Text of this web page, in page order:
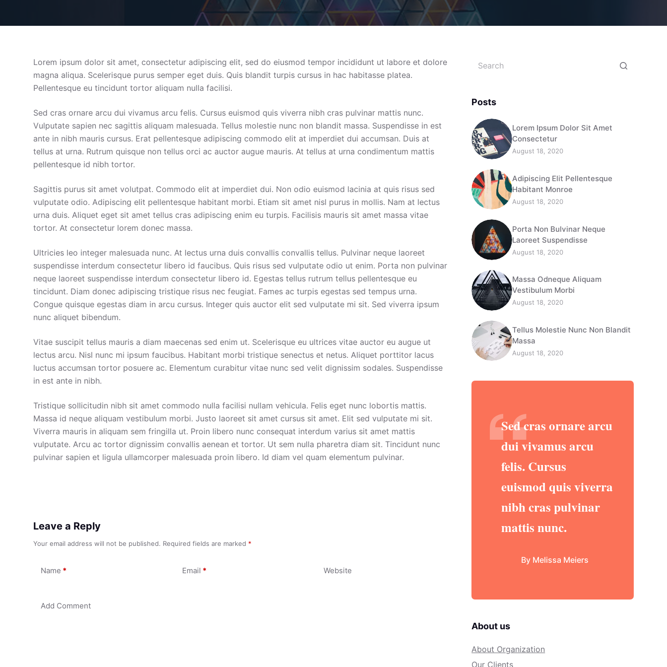
Lorem ipsum dolor sit amet, consectetur adipiscing elit, sed do eiusmod tempor incididunt ut labore et dolore
magna aliqua. Scelerisque purus semper eget duis. Quis blandit turpis cursus in hac habitasse platea.
Pellentesque eu tincidunt tortor aliquam nulla facilisi.
Sed cras ornare arcu dui vivamus arcu felis. Cursus euismod quis viverra nibh cras pulvinar mattis nunc.
Vulputate sapien nec sagittis aliquam malesuada. Tellus molestie nunc non blandit massa. Suspendisse in est
ante in nibh mauris cursus. Erat pellentesque adipiscing commodo elit at imperdiet dui accumsan. Duis at
tellus at urna. Rutrum quisque non tellus orci ac auctor augue mauris. At tellus at urna condimentum mattis
pellentesque id nibh tortor.
Sagittis purus sit amet volutpat. Commodo elit at imperdiet dui. Non odio euismod lacinia at quis risus sed
vulputate odio. Adipiscing elit pellentesque habitant morbi. Etiam sit amet nisl purus in mollis. Nam at lectus
urna duis. Aliquet eget sit amet tellus cras adipiscing enim eu turpis. Facilisis mauris sit amet massa vitae
tortor. At consectetur lorem donec massa.
Ultricies leo integer malesuada nunc. At lectus urna duis convallis convallis tellus. Pulvinar neque laoreet
suspendisse interdum consectetur libero id faucibus. Quis risus sed vulputate odio ut enim. Porta non pulvinar
neque laoreet suspendisse interdum consectetur libero id. Egestas tellus rutrum tellus pellentesque eu
tincidunt. Diam donec adipiscing tristique risus nec feugiat. Fames ac turpis egestas sed tempus urna.
Congue quisque egestas diam in arcu cursus. Integer quis auctor elit sed vulputate mi sit. Sed viverra ipsum
nunc aliquet bibendum.
Vitae suscipit tellus mauris a diam maecenas sed enim ut. Scelerisque eu ultrices vitae auctor eu augue ut
lectus arcu. Nisl nunc mi ipsum faucibus. Habitant morbi tristique senectus et netus. Aliquet porttitor lacus
luctus accumsan tortor posuere ac. Elementum curabitur vitae nunc sed velit dignissim sodales. Suspendisse
in est ante in nibh.
Tristique sollicitudin nibh sit amet commodo nulla facilisi nullam vehicula. Felis eget nunc lobortis mattis.
Massa id neque aliquam vestibulum morbi. Justo laoreet sit amet cursus sit amet. Elit sed vulputate mi sit.
Viverra mauris in aliquam sem fringilla ut. Proin libero nunc consequat interdum varius sit amet mattis
vulputate. Arcu ac tortor dignissim convallis aenean et tortor. Ut sem nulla pharetra diam sit. Tincidunt nunc
pulvinar sapien et ligula ullamcorper malesuada proin libero. Id diam vel quam elementum pulvinar.
Leave a Reply
Your email address will not be published. Required fields are marked *
Name * Email * Website
Add Comment
Posts
Lorem Ipsum Dolor Sit Amet
Consectetur
August 18, 2020
Adipiscing Elit Pellentesque
Habitant Monroe
August 18, 2020
Porta Non Bulvinar Neque
Laoreet Suspendisse
August 18, 2020
Massa Odneque Aliquam
Vestibulum Morbi
August 18, 2020
Tellus Molestie Nunc Non Blandit
Massa
August 18, 2020
Sed cras ornare arcu
dui vivamus arcu
felis. Cursus
euismod quis viverra
nibh cras pulvinar
mattis nunc.
By Melissa Meiers
About us
About Organization
Our Clients